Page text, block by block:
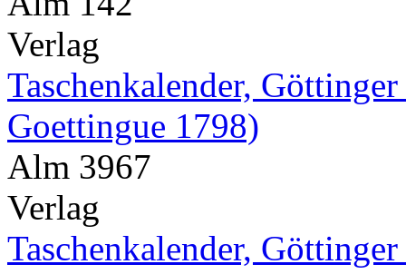
Verlag
Taschenkalender,
Goettingue 1798)
Alm 3967
Verlag
Taschenkalender,